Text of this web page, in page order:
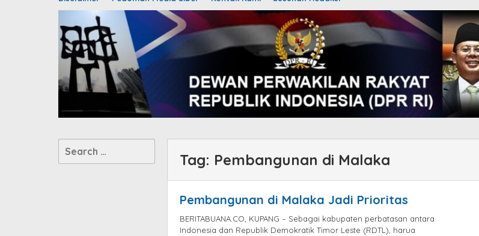
Search
for:
Tag: Pembangunan di Malaka
Pembangunan di Malaka Jadi Prioritas
BERITABUANA.CO, KUPANG – Sebagai kabupaten perbatasan antara
Indonesia dan Republik Demokratik Timor Leste (RDTL), harua